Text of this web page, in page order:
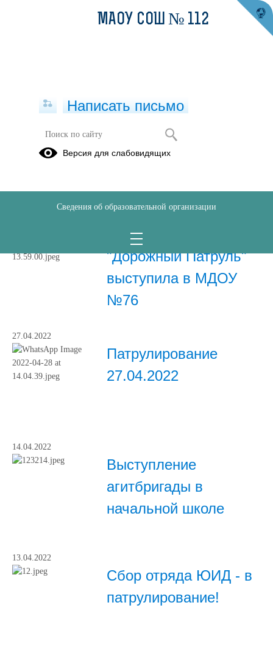
Отряд юных инспекторов движения
Агитбригада
"Дорожный Патруль"
выступила в МДОУ
№76
27.04.2022
Патрулирование
27.04.2022
14.04.2022
Выступление
агитбригады в
начальной школе
13.04.2022
Сбор отряда ЮИД - в
патрулирование!
МАОУ СОШ № 112
Написать письмо
Версия для слабовидящих
Сведения об образовательной организации